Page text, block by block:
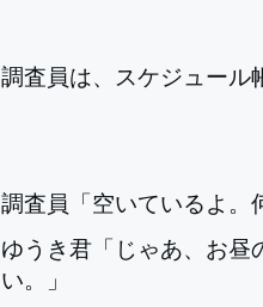
調査員は、スケジュール
調査員「空いているよ。
ゆうき君「じゃあ、お昼
い。」